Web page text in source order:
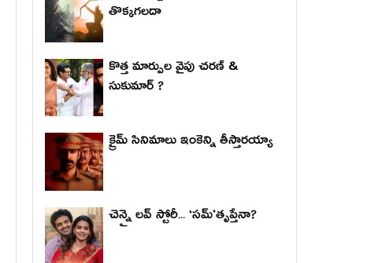
తొక్కగలదా
కొత్త మార్పుల వైపు చరణ్ &
సుకుమార్ ?
క్రైమ్ సినిమాలు ఇంకెన్ని తీస్తారయ్యా
చెన్నై లవ్ స్టోరీ... ‘సమ్’తృప్తేనా?